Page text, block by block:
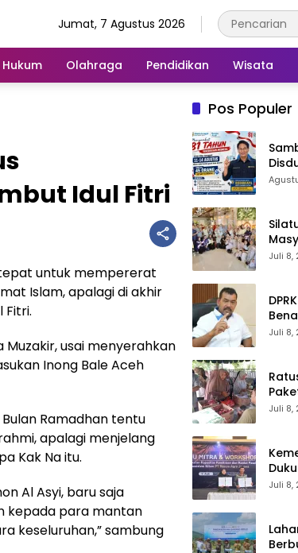
Jumat, 7 Agustus 2026
Olahraga Pendidikan Wisata
Idul Fitri
untuk mempererat
Islam, apalagi di akhir
Fitri.
Muzakir, usai menyerahkan
Inong Bale Aceh
Ramadhan tentu
apalagi menjelang
Kak Na itu.
Al Asyi, baru saja
kepada para mantan
keseluruhan,” sambung
Pos Populer
Kak
Juli 8,
Juli 8,
Juli 8,
Juli 8,